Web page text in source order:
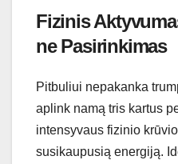
Fizinis
ne Pasirinkimas
Pitbuliui nepakanka
aplink namą tris kartus
intensyvaus fizinio
susikaupusią energiją.